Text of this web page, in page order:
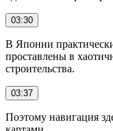
03:30
В Японии
проставлены в
строительства.
03:37
Поэтому навигация